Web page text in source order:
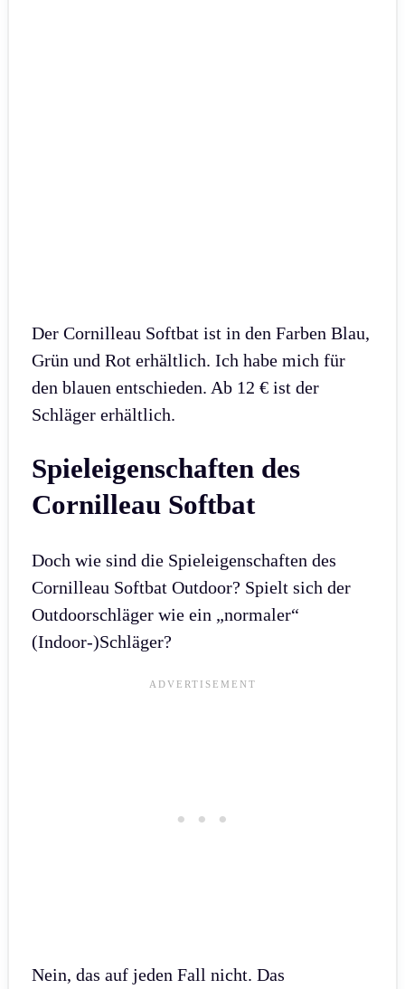
Der Cornilleau Softbat ist in den Farben Blau,
Grün und Rot erhältlich. Ich habe mich für
den blauen entschieden. Ab 12 € ist der
Schläger erhältlich.
Spieleigenschaften des
Cornilleau Softbat
Doch wie sind die Spieleigenschaften des
Cornilleau Softbat Outdoor? Spielt sich der
Outdoorschläger wie ein „normaler“
(Indoor-)Schläger?
Nein, das auf jeden Fall nicht. Das